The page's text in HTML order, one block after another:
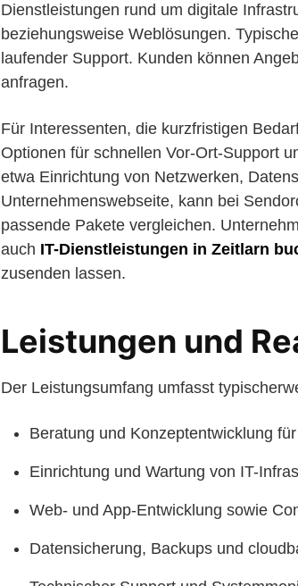
Dienstleistungen rund um digitale
beziehungsweise Weblösungen.
laufender Support. Kunden können
anfragen.
Für Interessenten, die kurzfristigen
Optionen für schnellen Vor-Ort-Support
etwa Einrichtung von Netzwerken,
Unternehmenswebseite, kann bei
passende Pakete vergleichen.
auch IT-Dienstleistungen in Zeitlarn
zusenden lassen.
Leistungen und
Der Leistungsumfang umfasst
Beratung und Konzeptentwicklung
Einrichtung und Wartung von IT-
Web- und App-Entwicklung sowie
Datensicherung, Backups und